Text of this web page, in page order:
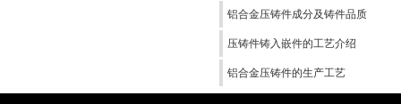
铝合金压铸件成分及铸件品质
压铸件铸入嵌件的工艺介绍
铝合金压铸件的生产工艺